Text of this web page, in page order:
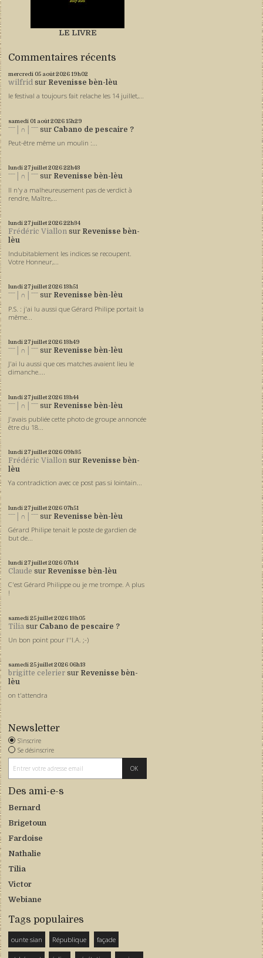
LE LIVRE
Commentaires récents
mercredi 05 août 202619h02
wilfrid sur Revenisse bèn-lèu
le festival a toujours fait relache les 14 juillet,...
samedi 01 août 202615h29
ˉˉˉ│∩│ˉˉˉ sur Cabano de pescaire ?
Peut-être même un moulin :...
lundi 27juillet 202622h43
ˉˉˉ│∩│ˉˉˉ sur Revenisse bèn-lèu
Il n'y a malheureusement pas de verdict à
rendre, Maître,...
lundi 27juillet 202622h34
Frédéric Viallon sur Revenisse bèn-
lèu
Indubitablement les indices se recoupent.
Votre Honneur,...
lundi 27juillet 202613h51
ˉˉˉ│∩│ˉˉˉ sur Revenisse bèn-lèu
P.S. : j'ai lu aussi que Gérard Philipe portait la
même...
lundi 27juillet 202613h49
ˉˉˉ│∩│ˉˉˉ sur Revenisse bèn-lèu
J'ai lu aussi que ces matches avaient lieu le
dimanche....
lundi 27juillet 202613h44
ˉˉˉ│∩│ˉˉˉ sur Revenisse bèn-lèu
J'avais publiée cette photo de groupe annoncée
être du 18...
lundi 27juillet 2026 09h35
Frédéric Viallon sur Revenisse bèn-
lèu
Ya contradiction avec ce post pas si lointain...
lundi 27juillet 2026 07h51
ˉˉˉ│∩│ˉˉˉ sur Revenisse bèn-lèu
Gérard Philipe tenait le poste de gardien de
but de...
lundi 27juillet 2026 07h14
Claude sur Revenisse bèn-lèu
C'est Gérard Philippe ou je me trompe. A plus
!
samedi 25juillet 202613h05
Tilia sur Cabano de pescaire ?
Un bon point pour l''I.A. ;-)
samedi 25juillet 2026 06h13
brigitte celerier sur Revenisse bèn-
lèu
on t'attendra
Newsletter
S'inscrire
Se désinscrire
Des ami-e-s
Bernard
Brigetoun
Fardoise
Nathalie
Tilia
Victor
Webiane
Tags populaires
ounte sian République façade